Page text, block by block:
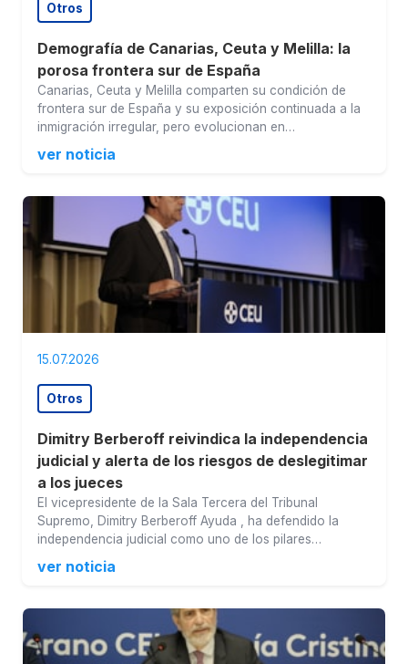
Otros
Demografía de Canarias, Ceuta y Melilla: la
porosa frontera sur de España
Canarias, Ceuta y Melilla comparten su condición de
frontera sur de España y su exposición continuada a la
inmigración irregular, pero evolucionan en…
ver noticia
15.07.2026
Otros
Dimitry Berberoff reivindica la independencia
judicial y alerta de los riesgos de deslegitimar
a los jueces
El vicepresidente de la Sala Tercera del Tribunal
Supremo, Dimitry Berberoff Ayuda , ha defendido la
independencia judicial como uno de los pilares…
ver noticia